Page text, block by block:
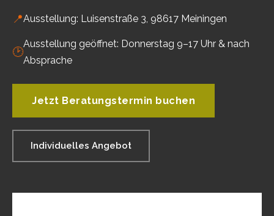
📍Ausstellung: Luisenstraße 3, 98617 Meiningen
🕑
Ausstellung geöffnet: Donnerstag 9–17 Uhr & nach
Absprache
Jetzt Beratungstermin buchen
Individuelles Angebot